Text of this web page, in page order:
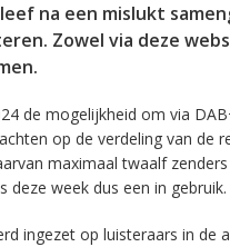
na een mislukt
Zowel via deze
de mogelijkheid om via
op de verdeling van de
maximaal twaalf
deze week dus een in gebruik.
ingezet op luisteraars in de